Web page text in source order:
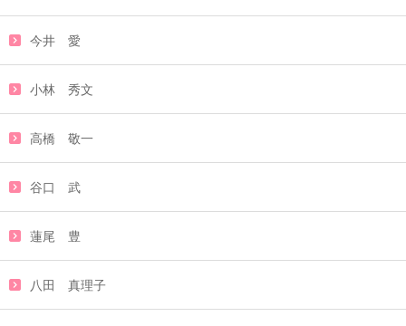
今井 愛
小林 秀文
高橋 敬一
谷口 武
蓮尾 豊
八田 真理子